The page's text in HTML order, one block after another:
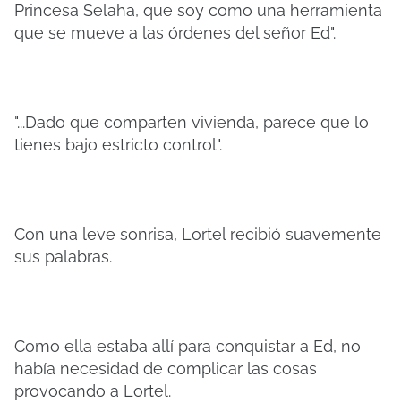
Princesa Selaha, que soy como una herramienta
que se mueve a las órdenes del señor Ed".
"...Dado que comparten vivienda, parece que lo
tienes bajo estricto control".
Con una leve sonrisa, Lortel recibió suavemente
sus palabras.
Como ella estaba allí para conquistar a Ed, no
había necesidad de complicar las cosas
provocando a Lortel.